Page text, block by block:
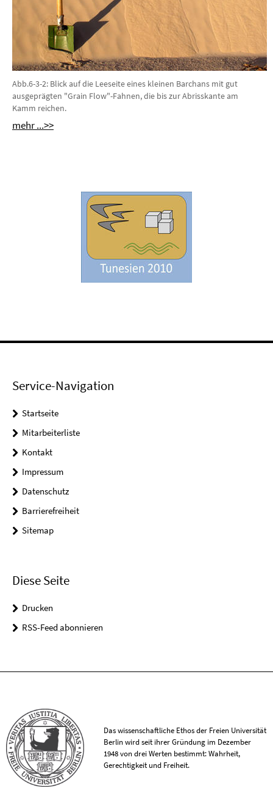
Abb.6-3-2: Blick auf die Leeseite eines kleinen Barchans mit gut
ausgeprägten "Grain Flow"-Fahnen, die bis zur Abrisskante am
Kamm reichen.
mehr ...>>
Service-Navigation
Startseite
Mitarbeiterliste
Kontakt
Impressum
Datenschutz
Barrierefreiheit
Sitemap
Diese Seite
Drucken
RSS-Feed abonnieren
Das wissenschaftliche Ethos der Freien Universität
Berlin wird seit ihrer Gründung im Dezember
1948 von drei Werten bestimmt: Wahrheit,
Gerechtigkeit und Freiheit.